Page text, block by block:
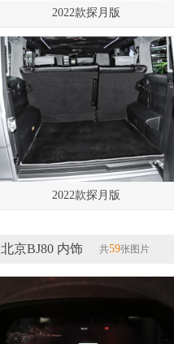
2022款探月版
2022款探月版
北京BJ80 内饰 共59张图片